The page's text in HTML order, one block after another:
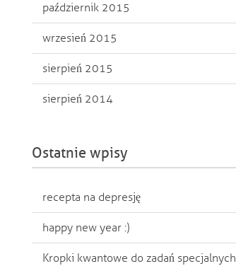
październik 2015
wrzesień 2015
sierpień 2015
sierpień 2014
Ostatnie wpisy
recepta na depresję
happy new year :)
Kropki kwantowe do zadań specjalnych